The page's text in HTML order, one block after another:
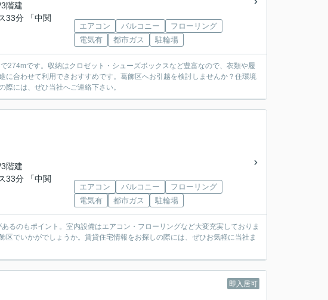
階建
33分 「中関
エアコン バルコニー
フローリング
電気有
都市ガス 駐輪場
274mです。収納はクロゼット・シューズボックスなど豊富なので、衣類や履
合わせて利用できおすすめです。葛飾区へお引越を検討しませんか？住環境
には、ぜひ当社へご連絡下さい。
階建
33分 「中関
エアコン バルコニー
フローリング
電気有
都市ガス 駐輪場
るのもポイント。室内設備はエアコン・フローリングなど大変充実しておりま
でいかがでしょうか。賃貸住宅情報をお探しの際には、ぜひお気軽に当社ま
即入居可